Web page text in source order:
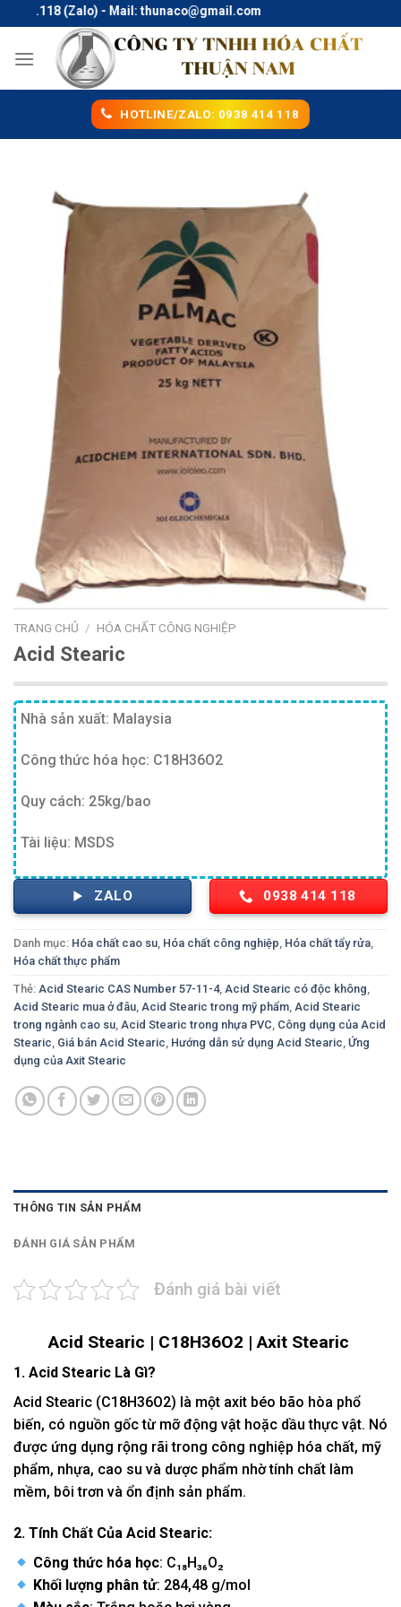
to
content
(Zalo) - Mail: thunaco@gmail.com
HOTLINE/ZALO: 0938 414 118
TRANG CHỦ / HÓA CHẤT CÔNG NGHIỆP
Acid Stearic
Nhà sản xuất: Malaysia
Công thức hóa học: C18H36O2
Quy cách: 25kg/bao
Tài liệu: MSDS
ZALO 0938 414 118
Danh mục: Hóa chất cao su Hóa chất công nghiệp Hóa chất tẩy rửa
Hóa chất thực phẩm
Thẻ: Acid Stearic CAS Number 57-11-4, Acid Stearic có độc không
Acid Stearic mua ở đâu Acid Stearic trong mỹ phẩm Acid Stearic
trong ngành cao su Acid Stearic trong nhựa PVC Công dụng của Acid
Stearic Giá bán Acid Stearic Hướng dẫn sử dụng Acid Stearic Ứng
dụng của Axit Stearic
THÔNG TIN SẢN PHẨM
ĐÁNH GIÁ SẢN PHẨM
Đánh giá bài viết
Acid Stearic | C18H36O2 |Axit Stearic
1. Acid Stearic Là Gì?
Acid Stearic (C18H36O2) là một axit béo bão hòa phổ
biến, có nguồn gốc từ mỡ động vật hoặc dầu thực vật. Nó
được ứng dụng rộng rãi trong công nghiệp hóa chất, mỹ
phẩm, nhựa, cao su và dược phẩm nhờ tính chất làm
mềm, bôi trơn và ổn định sản phẩm.
2. Tính Chất Của Acid Stearic:
Công thức hóa học: C₁₈H₃₆O₂
Khối lượng phân tử: 284,48 g/mol